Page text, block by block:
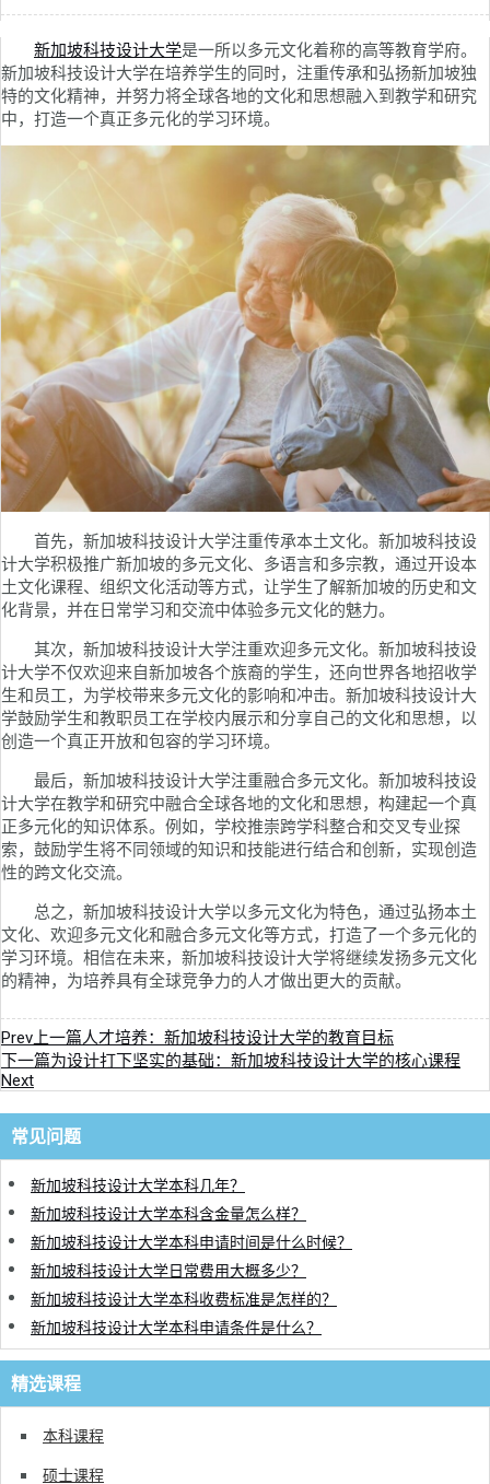
新加坡科技设计大学是一所以多元文化着称的高等教育学府。
新加坡科技设计大学在培养学生的同时，注重传承和弘扬新加坡独
特的文化精神，并努力将全球各地的文化和思想融入到教学和研究
中，打造一个真正多元化的学习环境。
首先，新加坡科技设计大学注重传承本土文化。新加坡科技设
计大学积极推广新加坡的多元文化、多语言和多宗教，通过开设本
土文化课程、组织文化活动等方式，让学生了解新加坡的历史和文
化背景，并在日常学习和交流中体验多元文化的魅力。
其次，新加坡科技设计大学注重欢迎多元文化。新加坡科技设
计大学不仅欢迎来自新加坡各个族裔的学生，还向世界各地招收学
生和员工，为学校带来多元文化的影响和冲击。新加坡科技设计大
学鼓励学生和教职员工在学校内展示和分享自己的文化和思想，以
创造一个真正开放和包容的学习环境。
最后，新加坡科技设计大学注重融合多元文化。新加坡科技设
计大学在教学和研究中融合全球各地的文化和思想，构建起一个真
正多元化的知识体系。例如，学校推崇跨学科整合和交叉专业探
索，鼓励学生将不同领域的知识和技能进行结合和创新，实现创造
性的跨文化交流。
总之，新加坡科技设计大学以多元文化为特色，通过弘扬本土
文化、欢迎多元文化和融合多元文化等方式，打造了一个多元化的
学习环境。相信在未来，新加坡科技设计大学将继续发扬多元文化
的精神，为培养具有全球竞争力的人才做出更大的贡献。
Prev上一篇人才培养：新加坡科技设计大学的教育目标
下一篇为设计打下坚实的基础：新加坡科技设计大学的核心课程
Next
常见问题
新加坡科技设计大学本科几年？
新加坡科技设计大学本科含金量怎么样？
新加坡科技设计大学本科申请时间是什么时候？
新加坡科技设计大学日常费用大概多少？
新加坡科技设计大学本科收费标准是怎样的？
新加坡科技设计大学本科申请条件是什么？
精选课程
本科课程
硕士课程